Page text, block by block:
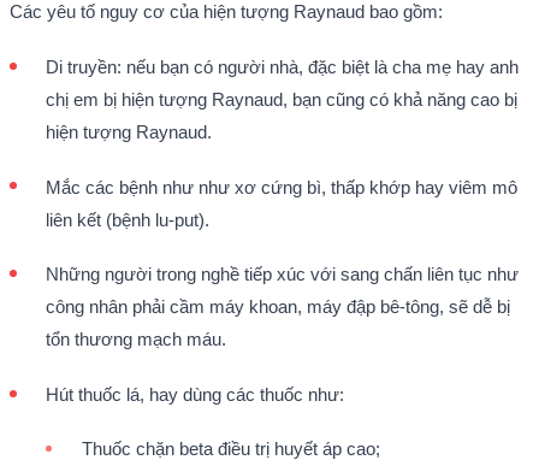
Các yêu tố nguy cơ của hiện tượng Raynaud bao gồm:
Di truyền: nếu bạn có người nhà, đặc biệt là cha mẹ hay anh
chị em bị hiện tượng Raynaud, bạn cũng có khả năng cao bị
hiện tượng Raynaud.
Mắc các bệnh như như xơ cứng bì, thấp khớp hay viêm mô
liên kết (bệnh lu-put).
Những người trong nghề tiếp xúc với sang chấn liên tục như
công nhân phải cầm máy khoan, máy đập bê-tông, sẽ dễ bị
tổn thương mạch máu.
Hút thuốc lá, hay dùng các thuốc như:
Thuốc chặn beta điều trị huyết áp cao;